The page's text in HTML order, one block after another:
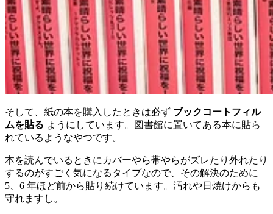
そして、紙の本を購入したときは必ず ブックコートフィル
ムを貼る ようにしています。図書館に置いてある本に貼ら
れているようなやつです。
本を読んでいるときにカバーやら帯やらがズレたり外れたり
するのがすごく気になるタイプなので、その解決のために
5、6 年ほど前から貼り続けています。汚れや日焼けからも
守れますし。